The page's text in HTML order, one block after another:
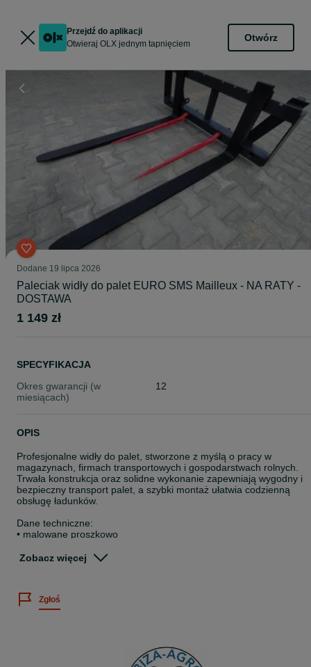
Przejdź do aplikacji
Otwieraj OLX jednym tapnięciem
Otwórz
Dodane 19 lipca 2026
Paleciak widły do palet EURO SMS Mailleux - NA RATY -
DOSTAWA
1 149 zł
SPECYFIKACJA
Okres gwarancji (w
miesiącach)
12
OPIS
Profesjonalne widły do palet, stworzone z myślą o pracy w
magazynach, firmach transportowych i gospodarstwach rolnych.
Trwała konstrukcja oraz solidne wykonanie zapewniają wygodny i
bezpieczny transport palet, a szybki montaż ułatwia codzienną
obsługę ładunków.
Dane techniczne:
• malowane proszkowo
• szerokie i grube widły
Eurotrac, Everun Faucheux, JCB, John Deere, Komatsu, Kramer,
Manitou, Massey Ferguson, Merlo, New Holland, Sigma, Volvo
Zobacz więcej
Zgłoś